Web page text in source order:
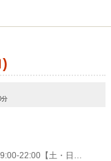
分
22:00【土・日】1